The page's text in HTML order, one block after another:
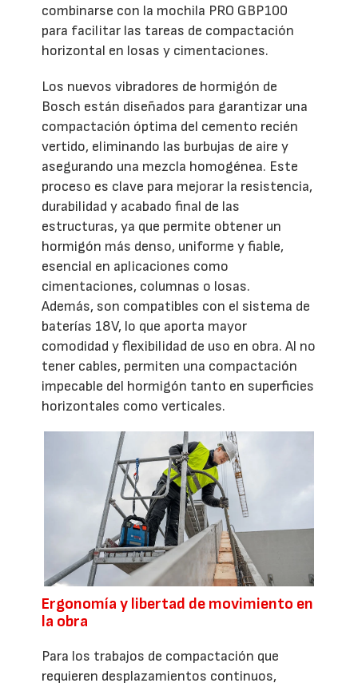
combinarse con la mochila PRO GBP100
para facilitar las tareas de compactación
horizontal en losas y cimentaciones.
Los nuevos vibradores de hormigón de
Bosch están diseñados para garantizar una
compactación óptima del cemento recién
vertido, eliminando las burbujas de aire y
asegurando una mezcla homogénea. Este
proceso es clave para mejorar la resistencia,
durabilidad y acabado final de las
estructuras, ya que permite obtener un
hormigón más denso, uniforme y fiable,
esencial en aplicaciones como
cimentaciones, columnas o losas.
Además, son compatibles con el sistema de
baterías 18V, lo que aporta mayor
comodidad y flexibilidad de uso en obra. Al no
tener cables, permiten una compactación
impecable del hormigón tanto en superficies
horizontales como verticales.
Ergonomía y libertad de movimiento en
la obra
Para los trabajos de compactación que
requieren desplazamientos continuos,